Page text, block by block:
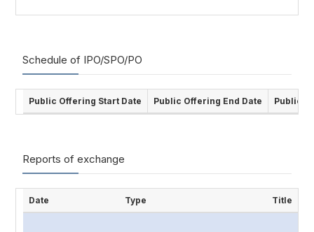
Schedule of IPO/SPO/PO
Public Offering Start Date Public Offering End Date Public
Reports of exchange
Date Type Title